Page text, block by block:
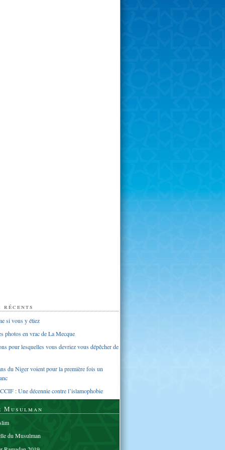
si vous y étiez
photos en vrac de La Mecque
pour lesquelles vous devriez vous dépêcher de
du Niger voient pour la première fois un
: Une décennie contre l’islamophobie
Musulman
du Musulman